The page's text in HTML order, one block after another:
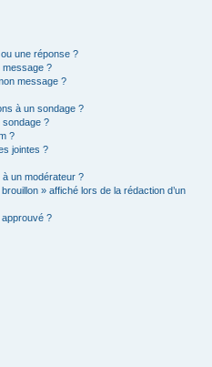
une réponse ?
message ?
message ?
à un sondage ?
sondage ?
?
jointes ?
un modérateur ?
» affiché lors de la rédaction d’un
approuvé ?